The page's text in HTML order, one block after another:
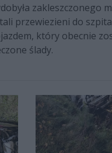
zakleszczonego
przewiezieni do
który obecnie
ślady.